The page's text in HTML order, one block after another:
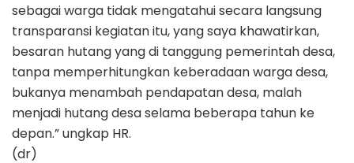
sebagai warga tidak mengatahui secara langsung
transparansi kegiatan itu, yang saya khawatirkan,
besaran hutang yang di tanggung pemerintah desa,
tanpa memperhitungkan keberadaan warga desa,
bukanya menambah pendapatan desa, malah
menjadi hutang desa selama beberapa tahun ke
depan.” ungkap HR.
(dr)